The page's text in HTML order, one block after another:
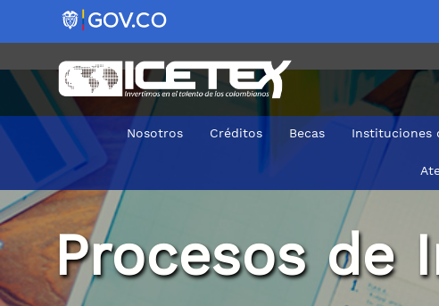
Nosotros Créditos Becas Instituciones
Acceso a Universidades
Procesos de